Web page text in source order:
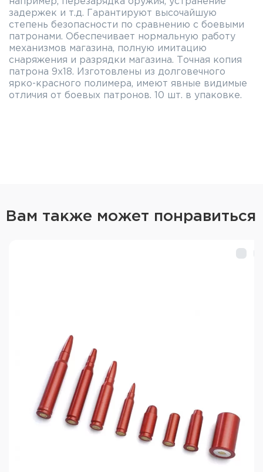
задержек и т.д. Гарантируют высочайшую
степень безопасности по сравнению с боевыми
патронами. Обеспечивает нормальную работу
механизмов магазина, полную имитацию
снаряжения и разрядки магазина. Точная копия
патрона 9х18. Изготовлены из долговечного
ярко-красного полимера, имеют явные видимые
отличия от боевых патронов. 10 шт. в упаковке.
Вам также может понравиться